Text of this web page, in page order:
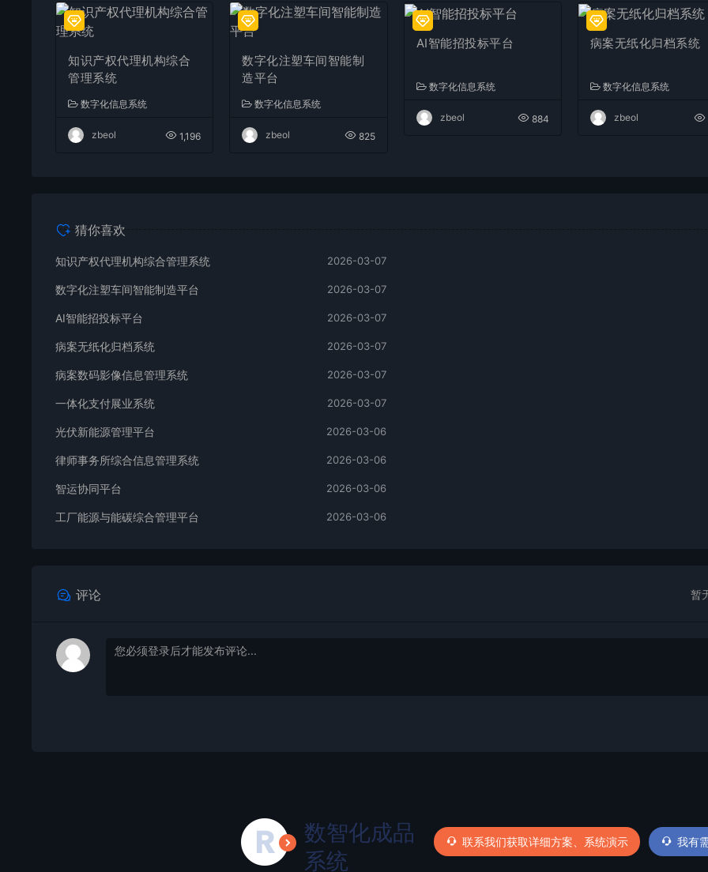
知识产权代理机构综合
管理系统
数字化信息系统
zbeol 1,196
数字化注塑车间智能制
造平台
数字化信息系统
zbeol 825
AI智能招投标平台
数字化信息系统
zbeol 884
病案无纸化归档系统
数字化信息系统
zbeol
猜你喜欢
知识产权代理机构综合管理系统 2026-03-07
数字化注塑车间智能制造平台 2026-03-07
AI智能招投标平台 2026-03-07
病案无纸化归档系统 2026-03-07
病案数码影像信息管理系统 2026-03-07
一体化支付展业系统 2026-03-07
光伏新能源管理平台 2026-03-06
律师事务所综合信息管理系统 2026-03-06
智运协同平台 2026-03-06
工厂能源与能碳综合管理平台 2026-03-06
评论 暂
数智化成品
系统
联系我们获取详细方案、系统演示 我有